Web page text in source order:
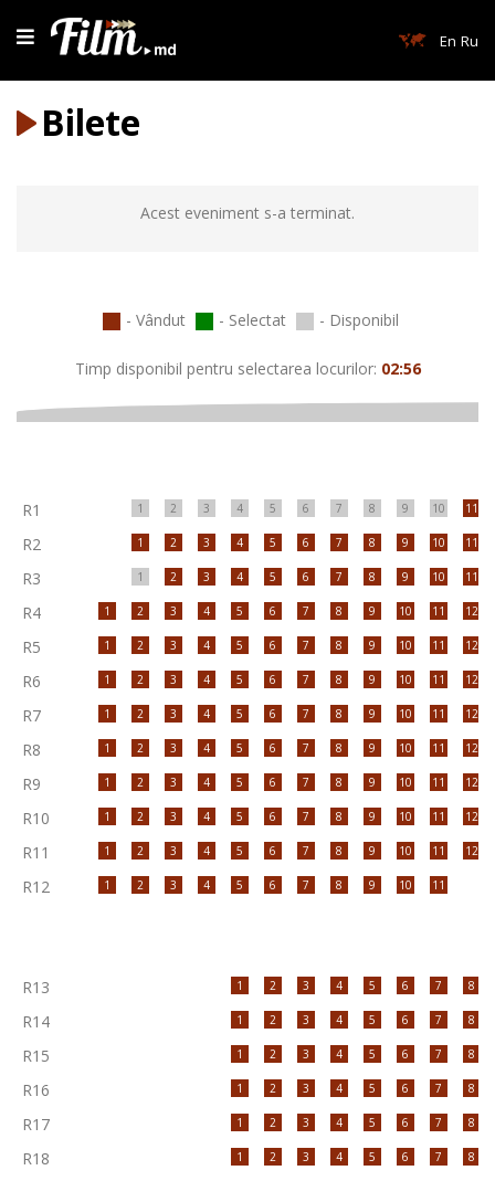
En Ru
Bilete
Acest eveniment s-a terminat.
- Vândut - Selectat - Disponibil
Timp disponibil pentru selectarea locurilor: 02:56
R1 1 2 3 4 5 6 7 8 9 10 11
R2 1 2 3 4 5 6 7 8 9 10 11
R3 1 2 3 4 5 6 7 8 9 10 11
R4 1 2 3 4 5 6 7 8 9 10 11 12
R5 1 2 3 4 5 6 7 8 9 10 11 12
R6 1 2 3 4 5 6 7 8 9 10 11 12
R7 1 2 3 4 5 6 7 8 9 10 11 12
R8 1 2 3 4 5 6 7 8 9 10 11 12
R9 1 2 3 4 5 6 7 8 9 10 11 12
R10 1 2 3 4 5 6 7 8 9 10 11 12
R11 1 2 3 4 5 6 7 8 9 10 11 12
R12 1 2 3 4 5 6 7 8 9 10 11
R13 1 2 3 4 5 6 7 8
R14 1 2 3 4 5 6 7 8
R15 1 2 3 4 5 6 7 8
R16 1 2 3 4 5 6 7 8
R17 1 2 3 4 5 6 7 8
R18 1 2 3 4 5 6 7 8